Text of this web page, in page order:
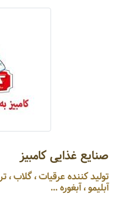
صنایع غذایی کامبیز
آبلیمو ، آبغوره ...